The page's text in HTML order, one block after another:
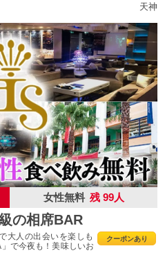
天神
女性無料 残 99人
の相席BAR
クーポンあり
大人の出会いを楽しも
で今夜も！美味しいお